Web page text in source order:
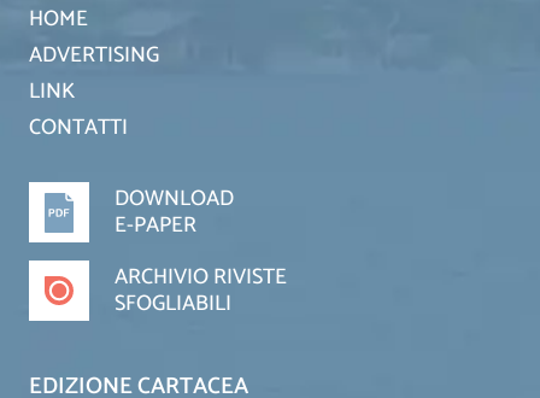
HOME
ADVERTISING
LINK
CONTATTI
DOWNLOAD
E-PAPER
ARCHIVIO RIVISTE
SFOGLIABILI
EDIZIONE CARTACEA